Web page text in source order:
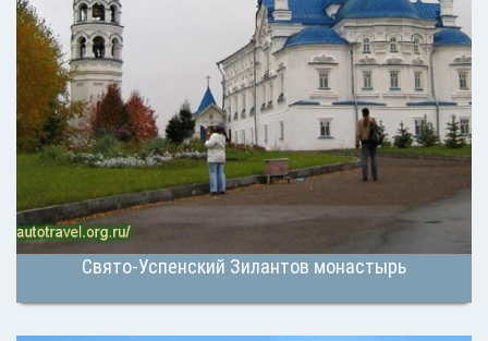
Свято-Успенский Зилантов монастырь